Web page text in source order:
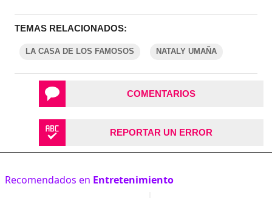
TEMAS RELACIONADOS:
LA CASA DE LOS FAMOSOS NATALY UMAÑA
COMENTARIOS
REPORTAR UN ERROR
Recomendados en Entretenimiento